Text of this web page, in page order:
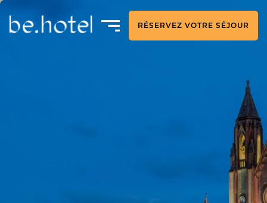
RÉSERVEZ VOTRE SÉJOUR